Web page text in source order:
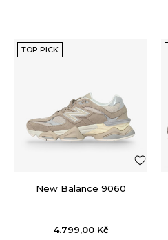
TOP PICK
New Balance 9060
4.799,00 Kč